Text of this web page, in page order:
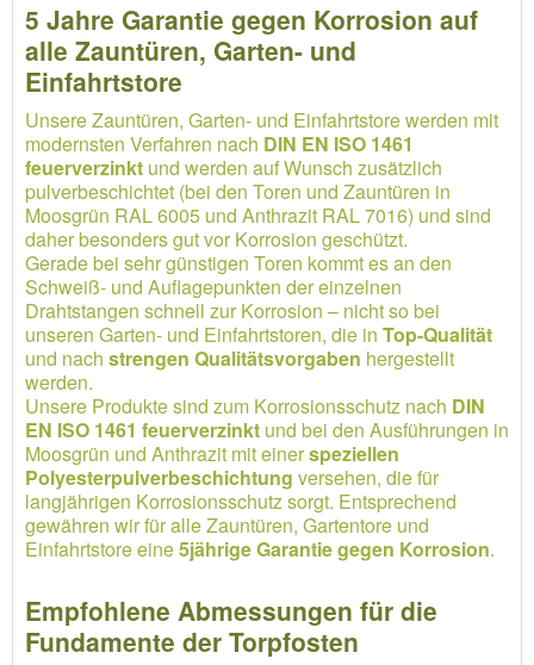
5 Jahre Garantie gegen Korrosion auf
alle Zauntüren, Garten- und
Einfahrtstore
Unsere Zauntüren, Garten- und Einfahrtstore werden mit
modernsten Verfahren nach DIN EN ISO 1461
feuerverzinkt und werden auf Wunsch zusätzlich
pulverbeschichtet (bei den Toren und Zauntüren in
Moosgrün RAL 6005 und Anthrazit RAL 7016) und sind
daher besonders gut vor Korrosion geschützt.
Gerade bei sehr günstigen Toren kommt es an den
Schweiß- und Auflagepunkten der einzelnen
Drahtstangen schnell zur Korrosion – nicht so bei
unseren Garten- und Einfahrtstoren, die in Top-Qualität
und nach strengen Qualitätsvorgaben hergestellt
werden.
Unsere Produkte sind zum Korrosionsschutz nach DIN
EN ISO 1461 feuerverzinkt und bei den Ausführungen in
Moosgrün und Anthrazit mit einerspeziellen
Polyesterpulverbeschichtung versehen, die für
langjährigen Korrosionsschutz sorgt. Entsprechend
gewähren wir für alle Zauntüren, Gartentore und
Einfahrtstore eine5jährige Garantie gegen Korrosion.
Empfohlene Abmessungen für die
Fundamente der Torpfosten